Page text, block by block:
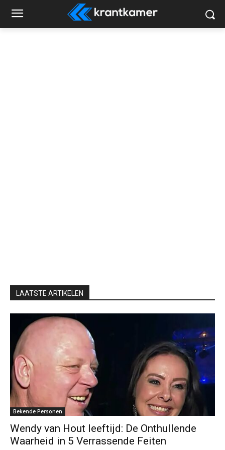
LAATSTE ARTIKELEN
Bekende Personen
Wendy van Hout leeftijd: De Onthullende
Waarheid in 5 Verrassende Feiten